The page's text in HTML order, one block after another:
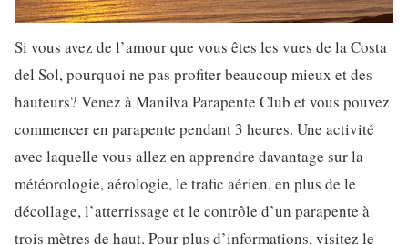
Si vous avez de l’amour que vous êtes les vues de la Costa
del Sol, pourquoi ne pas profiter beaucoup mieux et des
hauteurs? Venez à Manilva Parapente Club et vous pouvez
commencer en parapente pendant 3 heures. Une activité
avec laquelle vous allez en apprendre davantage sur la
météorologie, aérologie, le trafic aérien, en plus de le
décollage, l’atterrissage et le contrôle d’un parapente à
trois mètres de haut. Pour plus d’informations, visitez le